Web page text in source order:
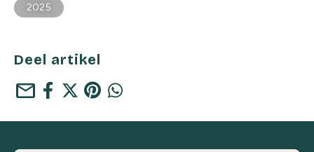
2025
Deel artikel
mail